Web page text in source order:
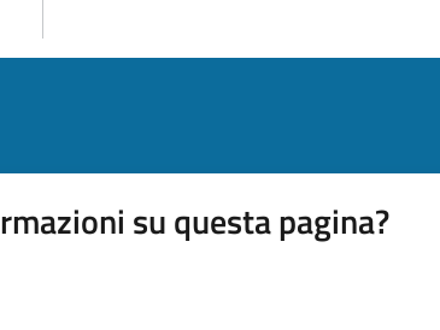
su questa pagina?